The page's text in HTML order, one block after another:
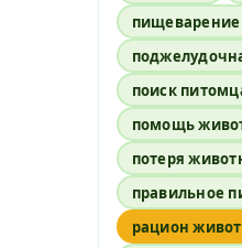
поиск
помощь
потеря
правильное
рацион